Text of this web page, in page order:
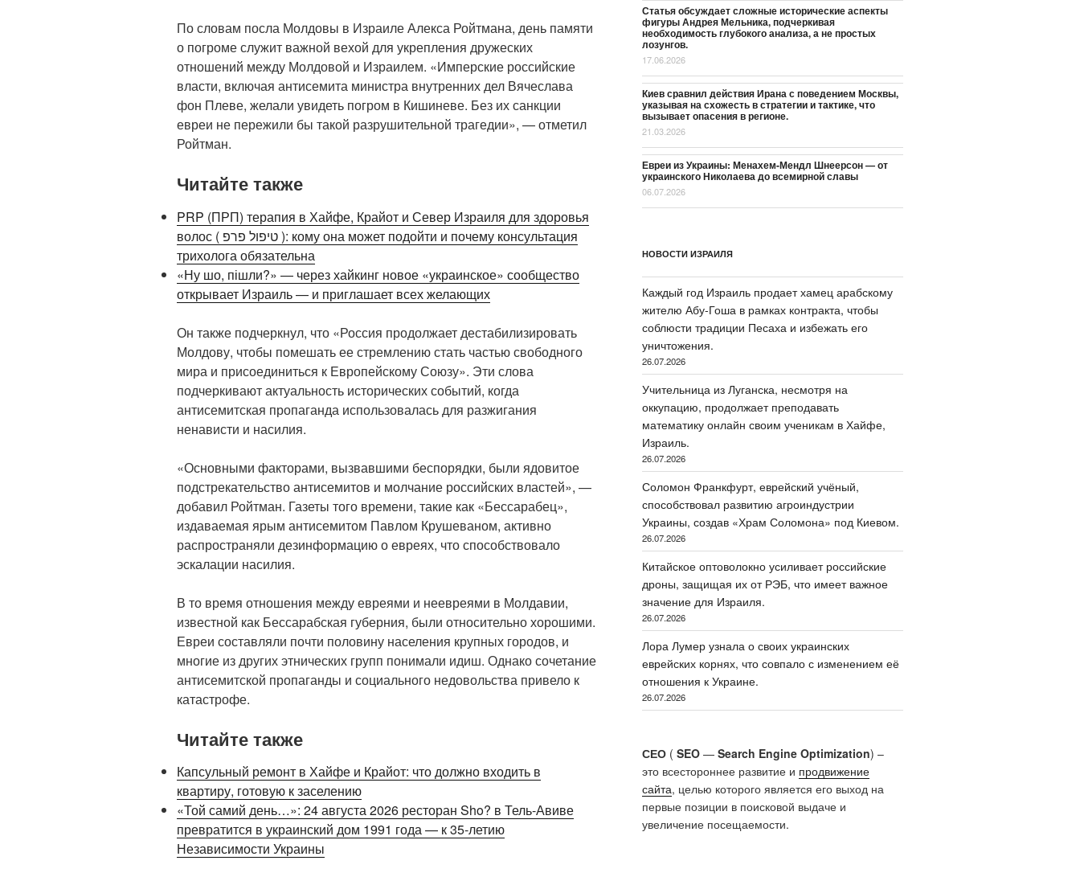
По словам посла Молдовы в Израиле Алекса Ройтмана, день памяти
о погроме служит важной вехой для укрепления дружеских
отношений между Молдовой и Израилем. «Имперские российские
власти, включая антисемита министра внутренних дел Вячеслава
фон Плеве, желали увидеть погром в Кишиневе. Без их санкции
евреи не пережили бы такой разрушительной трагедии», — отметил
Ройтман.
Читайте также
PRP (ПРП) терапия в Хайфе, Крайот и Север Израиля для здоровья
волос ( טיפול פרפ ): кому она может подойти и почему консультация
трихолога обязательна
«Ну шо, пішли?» — через хайкинг новое «украинское» сообщество
открывает Израиль — и приглашает всех желающих
Он также подчеркнул, что «Россия продолжает дестабилизировать
Молдову, чтобы помешать ее стремлению стать частью свободного
мира и присоединиться к Европейскому Союзу». Эти слова
подчеркивают актуальность исторических событий, когда
антисемитская пропаганда использовалась для разжигания
ненависти и насилия.
«Основными факторами, вызвавшими беспорядки, были ядовитое
подстрекательство антисемитов и молчание российских властей», —
добавил Ройтман. Газеты того времени, такие как «Бессарабец»,
издаваемая ярым антисемитом Павлом Крушеваном, активно
распространяли дезинформацию о евреях, что способствовало
эскалации насилия.
В то время отношения между евреями и неевреями в Молдавии,
известной как Бессарабская губерния, были относительно хорошими.
Евреи составляли почти половину населения крупных городов, и
многие из других этнических групп понимали идиш. Однако сочетание
антисемитской пропаганды и социального недовольства привело к
катастрофе.
Читайте также
Капсульный ремонт в Хайфе и Крайот: что должно входить в
квартиру, готовую к заселению
«Той самий день…»: 24 августа 2026 ресторан Sho? в Тель-Авиве
превратится в украинский дом 1991 года — к 35-летию
Независимости Украины
Статья обсуждает сложные исторические аспекты
фигуры Андрея Мельника, подчеркивая
необходимость глубокого анализа, а не простых
лозунгов.
17.06.2026
Киев сравнил действия Ирана с поведением Москвы,
указывая на схожесть в стратегии и тактике, что
вызывает опасения в регионе.
21.03.2026
Евреи из Украины: Менахем-Мендл Шнеерсон — от
украинского Николаева до всемирной славы
06.07.2026
НОВОСТИ ИЗРАИЛЯ
Каждый год Израиль продает хамец арабскому
жителю Абу-Гоша в рамках контракта, чтобы
соблюсти традиции Песаха и избежать его
уничтожения.
26.07.2026
Учительница из Луганска, несмотря на
оккупацию, продолжает преподавать
математику онлайн своим ученикам в Хайфе,
Израиль.
26.07.2026
Соломон Франкфурт, еврейский учёный,
способствовал развитию агроиндустрии
Украины, создав «Храм Соломона» под Киевом.
26.07.2026
Китайское оптоволокно усиливает российские
дроны, защищая их от РЭБ, что имеет важное
значение для Израиля.
26.07.2026
Лора Лумер узнала о своих украинских
еврейских корнях, что совпало с изменением её
отношения к Украине.
26.07.2026
СЕО( SEO— Search Engine Optimization) –
это всестороннее развитие и продвижение
сайта, целью которого является его выход на
первые позиции в поисковой выдаче и
увеличение посещаемости.